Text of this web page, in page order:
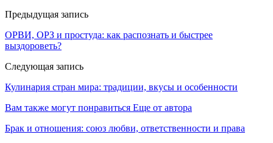
Предыдущая запись
ОРВИ, ОРЗ и простуда: как распознать и быстрее
выздороветь?
Следующая запись
Кулинария стран мира: традиции, вкусы и особенности
Вам также могут понравиться Еще от автора
Брак и отношения: союз любви, ответственности и права